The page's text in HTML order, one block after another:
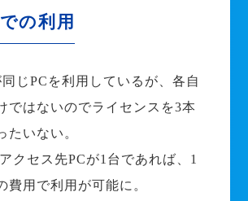
の利用
じPCを利用しているが、各自
ではないのでライセンスを3本
たいない。
クセス先PCが1台であれば、1
費用で利用が可能に。